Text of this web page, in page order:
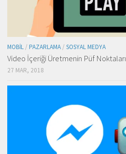
MOBIL / PAZARLAMA / SOSYAL MEDYA
Video İçeriği Üretmenin Püf Noktaları
27 MAR, 2018